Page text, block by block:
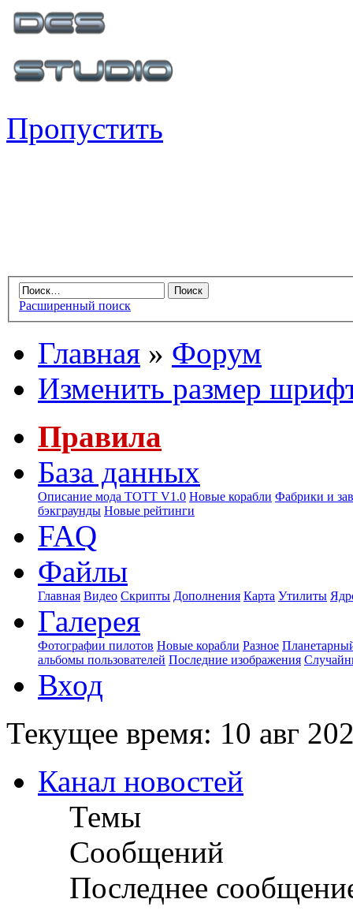
Пропустить
Расширенный поиск
Главная » Форум
Изменить размер
Правила
База данных
Описание мода ТОТТ V1.0 Новые корабли Фабрики и
бэкграунды Новые рейтинги
FAQ
Файлы
Главная Видео Скрипты Дополнения Карта Утилиты
Галерея
Фотографии пилотов Новые корабли Разное
альбомы пользователей Последние изображения
Вход
Текущее время: 10 авг
Канал новостей
Темы
Сообщений
Последнее